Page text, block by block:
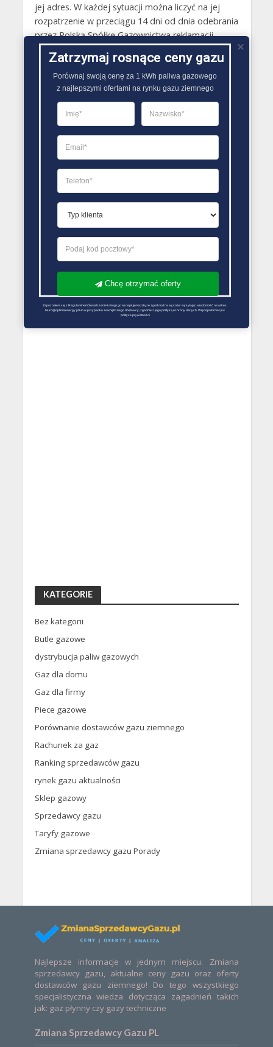
jej adres. W każdej sytuacji można liczyć na jej
rozpatrzenie w przeciągu 14 dni od dnia odebrania
przez Polską Spółkę Gazownictwa reklamacji.
Gazy techniczne Szczuczyn
Butle gazowe Szczuczyn
Gaz płynny Szczuczyn
LPG Szczuczyn
Dostawcy gazu Szczuczyn
PORÓWNYWARKA OFERT GAZU
KATEGORIE
Bez kategorii
Butle gazowe
dystrybucja paliw gazowych
Gaz dla domu
Gaz dla firmy
Piece gazowe
Porównanie dostawców gazu ziemnego
Rachunek za gaz
Ranking sprzedawców gazu
rynek gazu aktualności
Sklep gazowy
Sprzedawcy gazu
Taryfy gazowe
Zmiana sprzedawcy gazu Porady
Najlepsze informacje w jednym miejscu. Zmiana
sprzedawcy gazu, aktualne ceny gazu oraz oferty
dostawców gazu ziemnego! Do tego wszystkiego
specjalistyczna wiedza dotycząca zagadnień takich
jak: gaz płynny czy gazy techniczne
Zmiana Sprzedawcy Gazu PL
Zatrzymaj rosnące ceny gazu
Porównaj swoją cenę za 1 kWh paliwa gazowego
z najlepszymi ofertami na rynku gazu ziemnego
Chcę otrzymać oferty
Zapoznałem się z Regulaminem Świadczenie Usług i go akceptuję Każdą ze zgód można wycofać wysyłając wiadomość na adres
biuro@optimalenergy.pl lub w przypadku zewnętrznego dostawcy, zgodnie z jego polityką ochrony danych. Więcej informacji w
polityce prywatności